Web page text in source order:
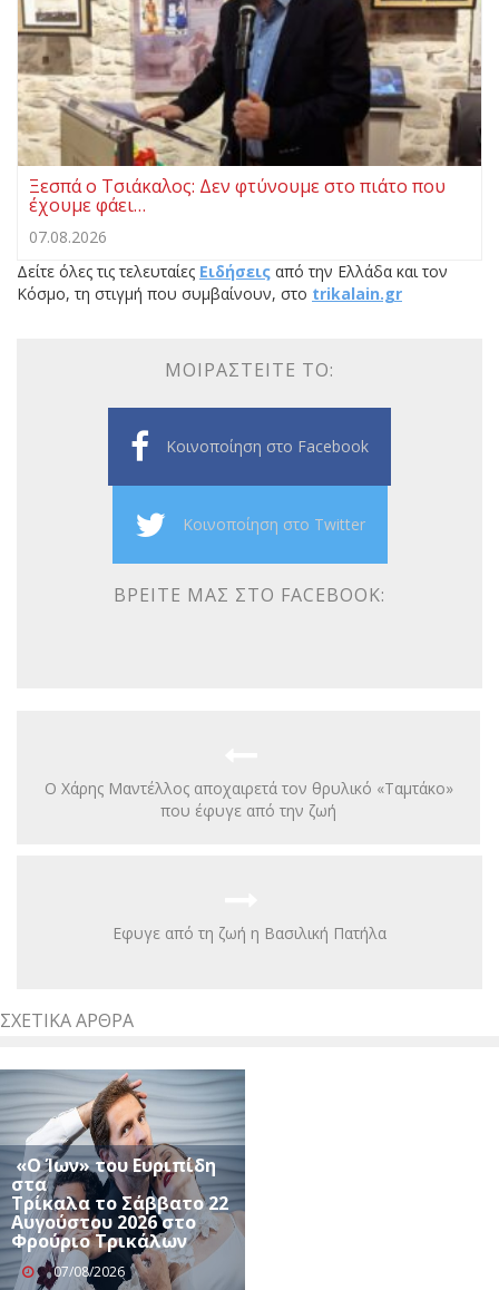
Ξεσπά ο Τσιάκαλος: Δεν φτύνουμε στο πιάτο που
έχουμε φάει…
07.08.2026
Δείτε όλες τις τελευταίες Ειδήσεις από την Ελλάδα και τον
Κόσμο, τη στιγμή που συμβαίνουν, στο trikalain.gr
ΜΟΙΡΑΣΤΕΊΤΕ ΤΟ:
Κοινοποίηση στο Facebook
Κοινοποίηση στο Twitter
ΒΡΕΊΤΕ ΜΑΣ ΣΤΟ FACEBOOK:
Ο Χάρης Μαντέλλος αποχαιρετά τον θρυλικό «Ταμτάκο»
που έφυγε από την ζωή
Εφυγε από τη ζωή η Βασιλική Πατήλα
ΣΧΕΤΙΚΆ ΆΡΘΡΑ
«Ο Ίων» του Ευριπίδη
στα
Τρίκαλα το Σάββατο 22
Αυγούστου 2026 στο
Φρούριο Τρικάλων
07/08/2026